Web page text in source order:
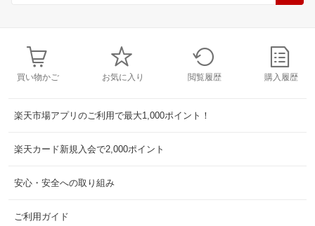
買い物かご お気に入り 閲覧履歴 購入履歴
楽天市場アプリのご利用で最大1,000ポイント！
楽天カード新規入会で2,000ポイント
安心・安全への取り組み
ご利用ガイド